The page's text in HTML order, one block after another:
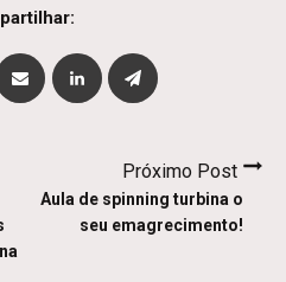
Próximo Post
Aula de spinning turbina o
seu emagrecimento!